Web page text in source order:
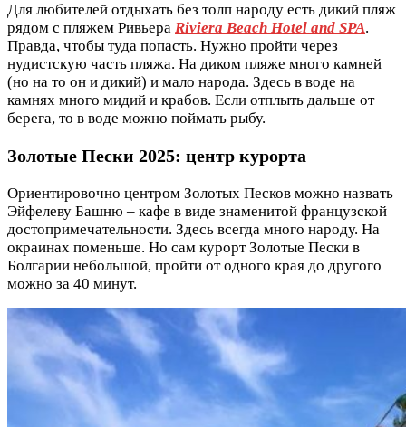
Для любителей отдыхать без толп народу есть дикий пляж
рядом с пляжем Ривьера Riviera Beach Hotel and SPA.
Правда, чтобы туда попасть. Нужно пройти через
нудистскую часть пляжа. На диком пляже много камней
(но на то он и дикий) и мало народа. Здесь в воде на
камнях много мидий и крабов. Если отплыть дальше от
берега, то в воде можно поймать рыбу.
Золотые Пески 2025: центр курорта
Ориентировочно центром Золотых Песков можно назвать
Эйфелеву Башню – кафе в виде знаменитой французской
достопримечательности. Здесь всегда много народу. На
окраинах поменьше. Но сам курорт Золотые Пески в
Болгарии небольшой, пройти от одного края до другого
можно за 40 минут.